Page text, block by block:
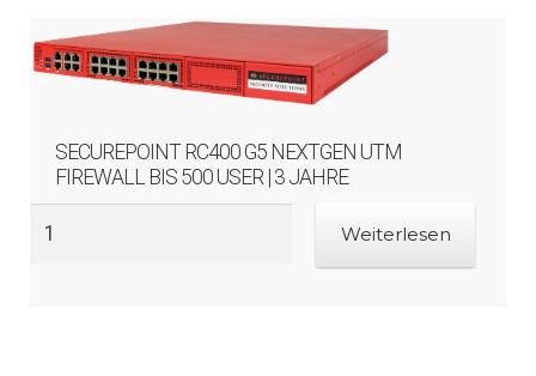
SECUREPOINT RC400 G5 NEXTGEN UTM
FIREWALL BIS 500 USER | 3 JAHRE
Weiterlesen